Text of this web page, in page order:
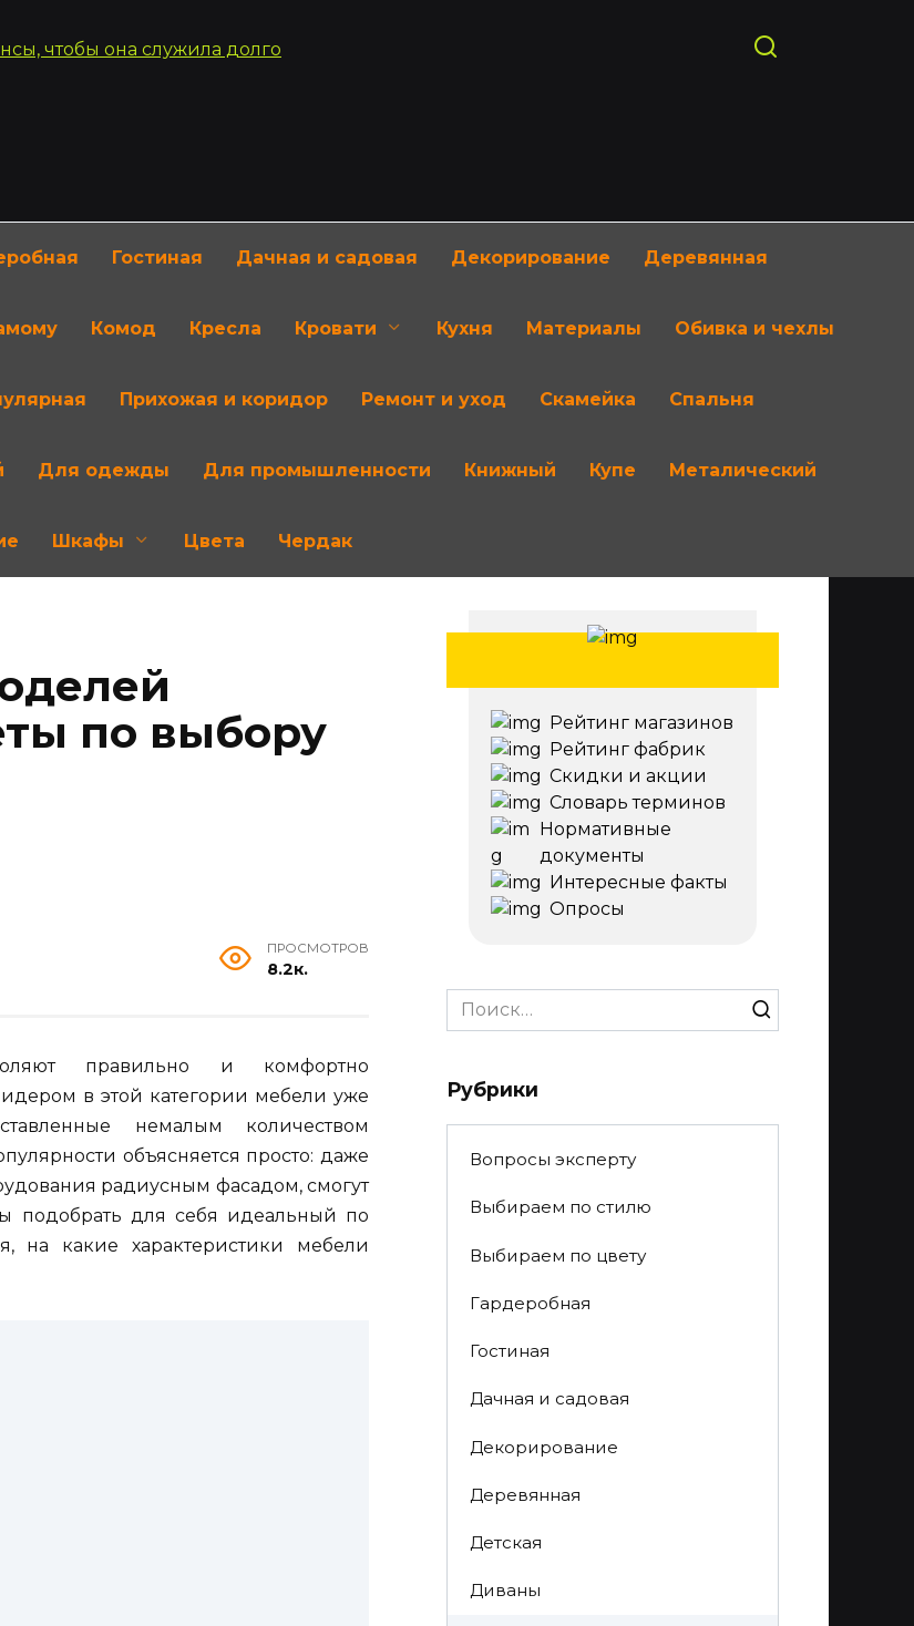
Гостиная Дачная и садовая Декорирование Деревянная
Комод Кресла Кровати Кухня Материалы Обивка и чехлы
Прихожая и коридор Ремонт и уход Скамейка Спальня
Для одежды Для промышленности Книжный Купе Металический
Шкафы Цвета Чердак
по выбору
ПРОСМОТРОВ
8.2к.
правильно и комфортно
в этой категории мебели уже
немалым количеством
объясняется просто: даже
радиусным фасадом, смогут
подобрать для себя идеальный по
на какие характеристики мебели
Рейтинг магазинов
Рейтинг фабрик
Скидки и акции
Словарь терминов
Нормативные
документы
Интересные факты
Опросы
Search
for:
Рубрики
Вопросы эксперту
Выбираем по стилю
Выбираем по цвету
Гардеробная
Гостиная
Дачная и садовая
Декорирование
Деревянная
Детская
Диваны